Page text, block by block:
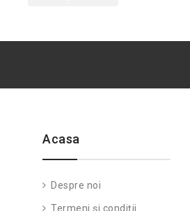
Acasa
Despre noi
Termeni și condiții